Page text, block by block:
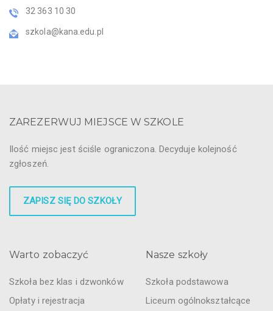
32 363 10 30
szkola@kana.edu.pl
ZAREZERWUJ MIEJSCE W SZKOLE
Ilość miejsc jest ściśle ograniczona. Decyduje kolejność
zgłoszeń.
ZAPISZ SIĘ DO SZKOŁY
Warto zobaczyć
Szkoła bez klas i dzwonków
Opłaty i rejestracja
Nasze szkoły
Szkoła podstawowa
Liceum ogólnokształcące